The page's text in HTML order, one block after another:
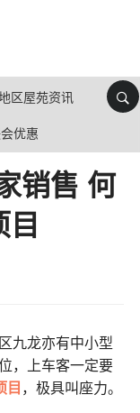
区屋苑资讯
优惠
销售 何
九龙亦有中小型
，上车客一定要
目 ，极具叫座力。